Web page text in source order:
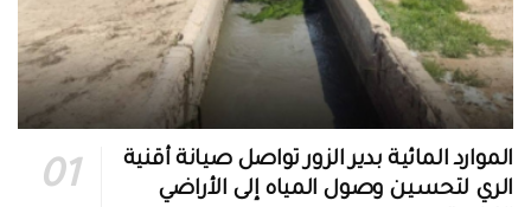
الموارد المائية بدير الزور تواصل صيانة أقنية
الري لتحسين وصول المياه إلى الأراضي